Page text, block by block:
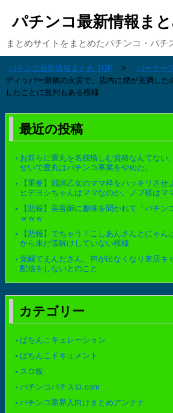
パチンコ最新情報ま
まとめサイトをまとめたパチンコ・パチ
パチンコ最新情報まとめ TOP パーラー
ディッパー新橋の火災で、店内に煙が充満した
したことに批判もある模様
最近の投稿
お前らに豊丸を名残惜しむ資格なんてない
せいで豊丸はパチンコ事業をやめた。
【重要】戦国乙女のママ枠をハッキリさ
ヒデヨシちゃんはママなのか。ノブ様はマ
【悲報】美容師に趣味を聞かれて「パチン
ｗｗｗ
【悲報】でちゃう！こしあんさんとにゃ
から未だ雪解けしていない模様
覚醒てえんださん、声が出なくなり来店キ
配信をしないとのこと
カテゴリー
ぱちんこキュレーション
ぱちんこドキュメント
スロ板
パチンコパチスロ.com
パチンコ業界人向けまとめアンテナ